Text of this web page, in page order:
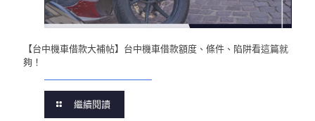
【台中機車借款大補帖】台中機車借款額度、條件、陷阱看這篇就
夠！
繼續閱讀